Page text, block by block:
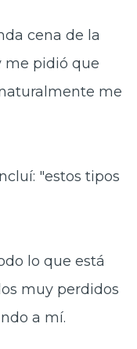
cena de la
me pidió que
me
"estos tipos
lo que está
muy perdidos
a mí.